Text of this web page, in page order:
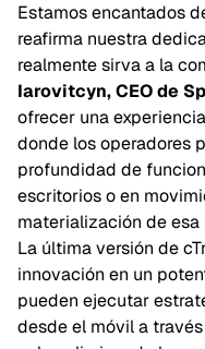
Estamos encantados
reafirma nuestra
realmente sirva a la
Iarovitcyn, CEO de
ofrecer una
donde los operadores
profundidad de
escritorios o en
materialización de esa
La última versión de
innovación en un
pueden ejecutar
desde el móvil a